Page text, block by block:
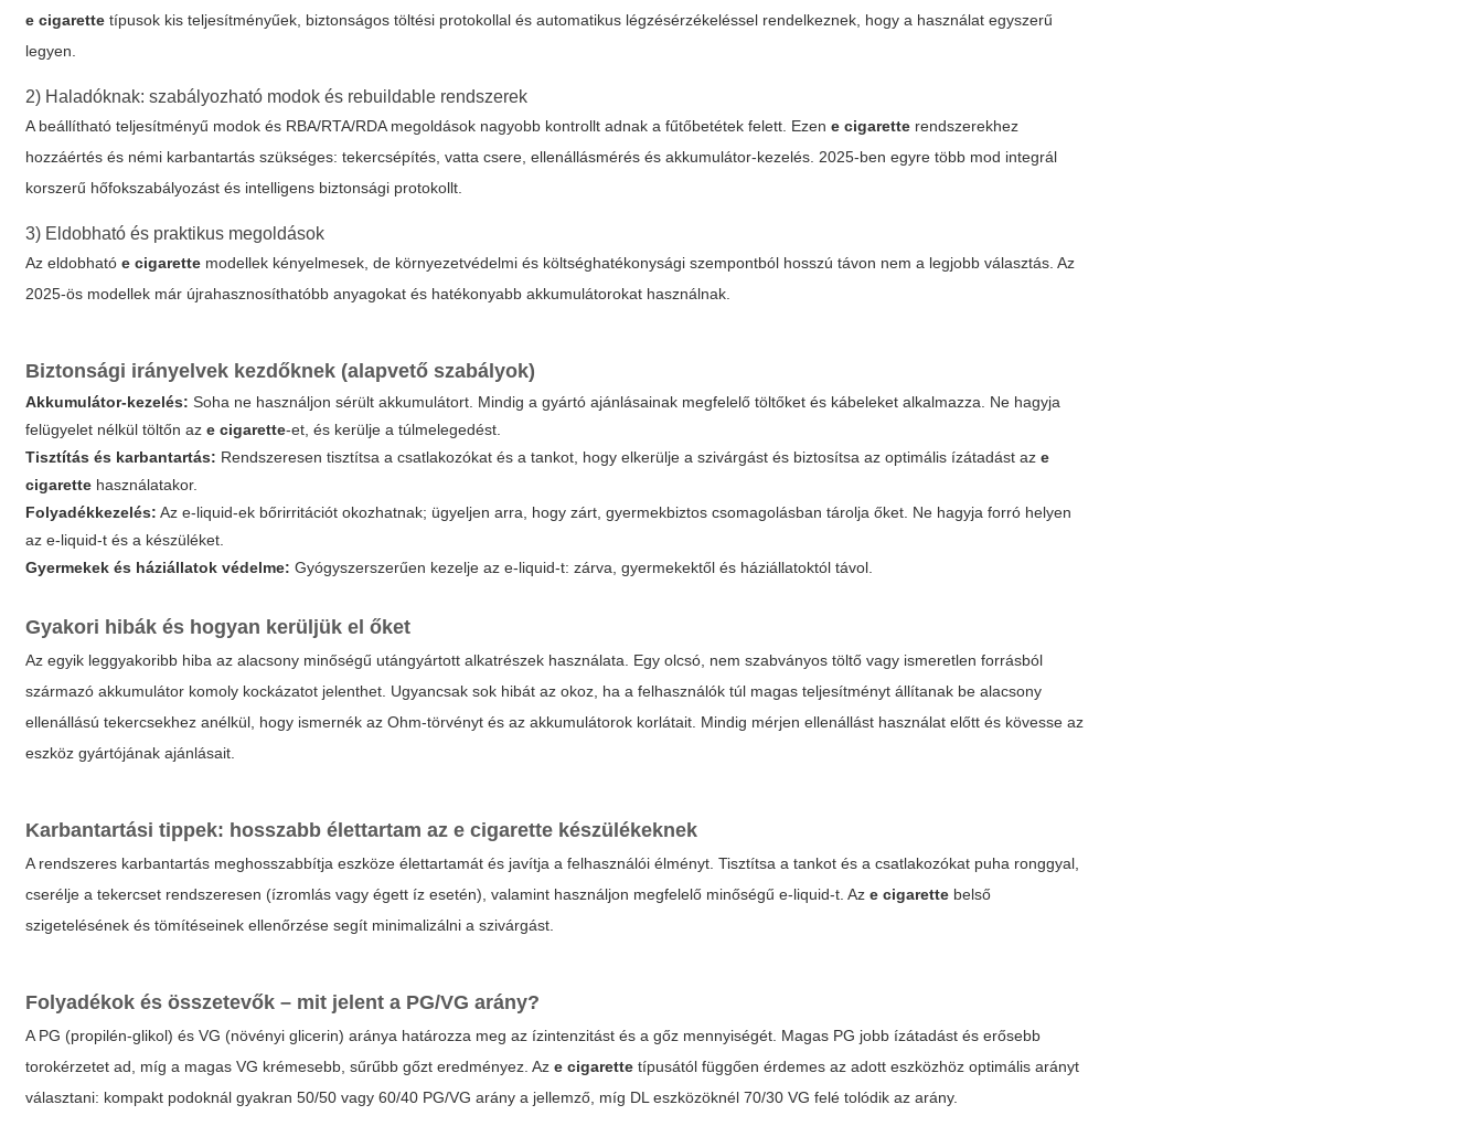
e cigarette típusok kis teljesítményűek, biztonságos töltési protokollal és automatikus légzésérzékeléssel rendelkeznek, hogy a használat egyszerű
legyen.
2) Haladóknak: szabályozható modok és rebuildable rendszerek
A beállítható teljesítményű modok és RBA/RTA/RDA megoldások nagyobb kontrollt adnak a fűtőbetétek felett. Ezene cigarette rendszerekhez
hozzáértés és némi karbantartás szükséges: tekercsépítés, vatta csere, ellenállásmérés és akkumulátor-kezelés. 2025-ben egyre több mod integrál
korszerű hőfokszabályozást és intelligens biztonsági protokollt.
3) Eldobható és praktikus megoldások
Az eldobhatóe cigarette modellek kényelmesek, de környezetvédelmi és költséghatékonysági szempontból hosszú távon nem a legjobb választás. Az
2025-ös modellek már újrahasznosíthatóbb anyagokat és hatékonyabb akkumulátorokat használnak.
Biztonsági irányelvek kezdőknek (alapvető szabályok)
Akkumulátor-kezelés: Soha ne használjon sérült akkumulátort. Mindig a gyártó ajánlásainak megfelelő töltőket és kábeleket alkalmazza. Ne hagyja
felügyelet nélkül töltőn aze cigarette-et, és kerülje a túlmelegedést.
Tisztítás és karbantartás: Rendszeresen tisztítsa a csatlakozókat és a tankot, hogy elkerülje a szivárgást és biztosítsa az optimális ízátadást aze
cigarette használatakor.
Folyadékkezelés: Az e-liquid-ek bőrirritációt okozhatnak; ügyeljen arra, hogy zárt, gyermekbiztos csomagolásban tárolja őket. Ne hagyja forró helyen
az e-liquid-t és a készüléket.
Gyermekek és háziállatok védelme: Gyógyszerszerűen kezelje az e-liquid-t: zárva, gyermekektől és háziállatoktól távol.
Gyakori hibák és hogyan kerüljük el őket
Az egyik leggyakoribb hiba az alacsony minőségű utángyártott alkatrészek használata. Egy olcsó, nem szabványos töltő vagy ismeretlen forrásból
származó akkumulátor komoly kockázatot jelenthet. Ugyancsak sok hibát az okoz, ha a felhasználók túl magas teljesítményt állítanak be alacsony
ellenállású tekercsekhez anélkül, hogy ismernék az Ohm-törvényt és az akkumulátorok korlátait. Mindig mérjen ellenállást használat előtt és kövesse az
eszköz gyártójának ajánlásait.
Karbantartási tippek: hosszabb élettartam aze cigarette készülékeknek
A rendszeres karbantartás meghosszabbítja eszköze élettartamát és javítja a felhasználói élményt. Tisztítsa a tankot és a csatlakozókat puha ronggyal,
cserélje a tekercset rendszeresen (ízromlás vagy égett íz esetén), valamint használjon megfelelő minőségű e-liquid-t. Aze cigarette belső
szigetelésének és tömítéseinek ellenőrzése segít minimalizálni a szivárgást.
Folyadékok és összetevők – mit jelent a PG/VG arány?
A PG (propilén-glikol) és VG (növényi glicerin) aránya határozza meg az ízintenzitást és a gőz mennyiségét. Magas PG jobb ízátadást és erősebb
torokérzetet ad, míg a magas VG krémesebb, sűrűbb gőzt eredményez. Aze cigarette típusától függően érdemes az adott eszközhöz optimális arányt
választani: kompakt podoknál gyakran 50/50 vagy 60/40 PG/VG arány a jellemző, míg DL eszközöknél 70/30 VG felé tolódik az arány.